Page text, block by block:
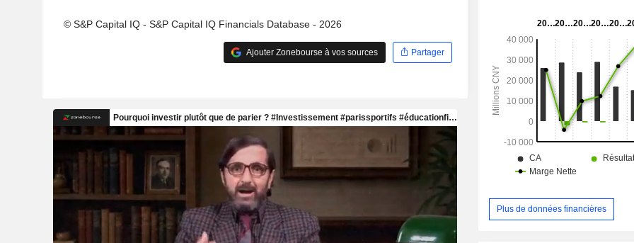
© S&P Capital IQ - S&P Capital IQ Financials Database - 2026
Ajouter Zonebourse à vos sources Partager
informations, de systèmes de
par satellite, etc. ; - énergie et environnement :
développement de solutions
énergétique, de systèmes de
de systèmes de récupération
résiduelles, de systèmes
systèmes de gestion et de
déchets et des eaux, etc. 65% du CA est réalisé
Plus de données financières